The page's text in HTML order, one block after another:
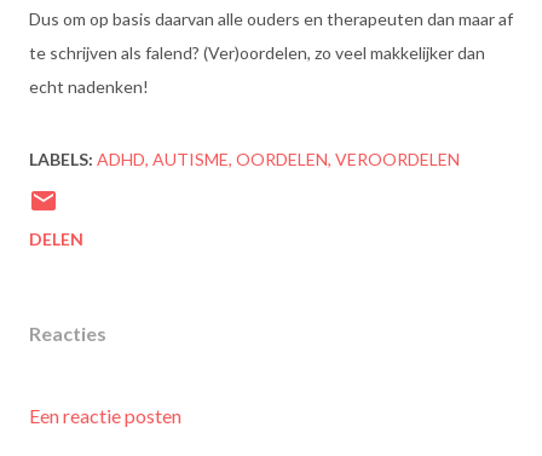
Dus om op basis daarvan alle ouders en therapeuten dan maar af
te schrijven als falend? (Ver)oordelen, zo veel makkelijker dan
echt nadenken!
LABELS: ADHD AUTISME OORDELEN VEROORDELEN
DELEN
Reacties
Een reactie posten